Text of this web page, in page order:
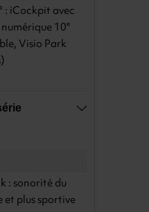
: iCockpit avec
10"
Visio Park
: sonorité du
plus sportive